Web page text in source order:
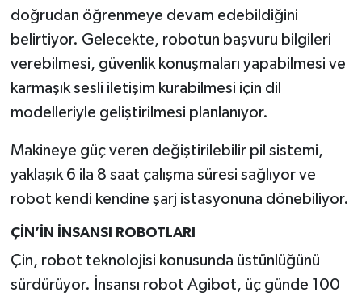
doğrudan öğrenmeye devam edebildiğini
belirtiyor. Gelecekte, robotun başvuru bilgileri
verebilmesi, güvenlik konuşmaları yapabilmesi ve
karmaşık sesli iletişim kurabilmesi için dil
modelleriyle geliştirilmesi planlanıyor.
Makineye güç veren değiştirilebilir pil sistemi,
yaklaşık 6 ila 8 saat çalışma süresi sağlıyor ve
robot kendi kendine şarj istasyonuna dönebiliyor.
ÇİN’İN İNSANSI ROBOTLARI
Çin, robot teknolojisi konusunda üstünlüğünü
sürdürüyor. İnsansı robot Agibot, üç günde 100